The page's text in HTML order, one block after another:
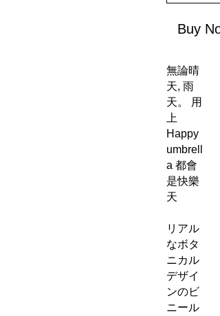
Buy
無論晴
天, 雨
天。 用
上
Happy
umbrell
a 都會
是快樂
天
リアル
なボタ
ニカル
デザイ
ンのビ
ニール